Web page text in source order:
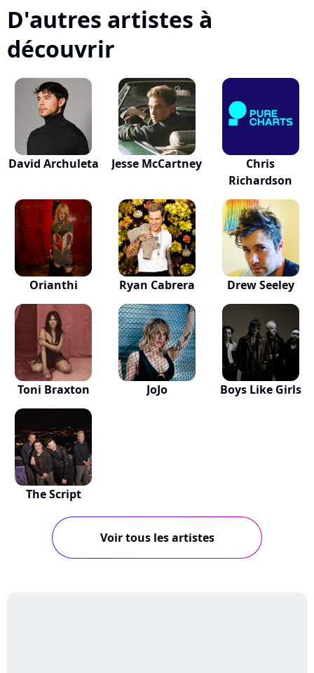
D'autres artistes à
découvrir
David Archuleta Jesse McCartney
Chris
Richardson
Orianthi Ryan Cabrera Drew Seeley
Toni Braxton JoJo Boys Like Girls
The Script
Voir tous les artistes